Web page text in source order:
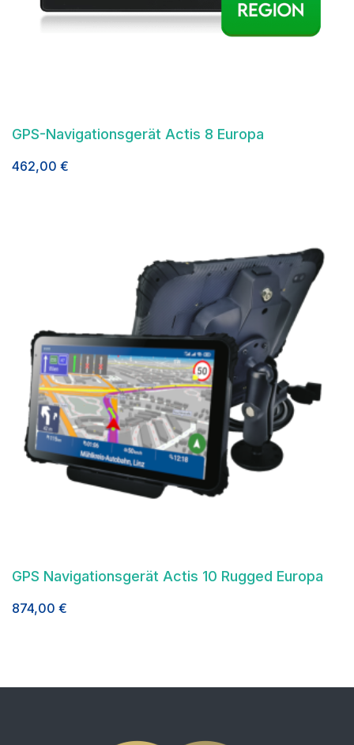
GPS-Navigationsgerät Actis 8 Europa
462,00 €
GPS Navigationsgerät Actis 10 Rugged Europa
874,00 €